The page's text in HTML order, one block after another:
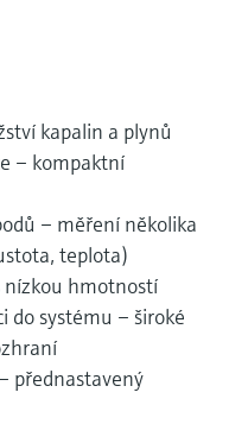
kapalin a plynů
– kompaktní
– měření několika
teplota)
nízkou hmotností
do systému – široké
přednastavený